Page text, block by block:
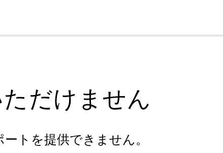
だけません
トを提供できません。